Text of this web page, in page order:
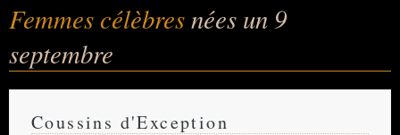
Femmes célèbresnées un 9
septembre
Coussins d'Exception